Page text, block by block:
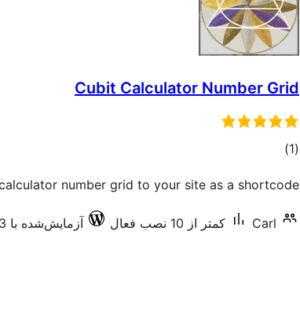
Cubit Calculator Number Grid
(1 مجموع)
number grid to your site as a shortcode
Carl کمتر از 10 نصب فعال آزمایش‌شده با 7.0.3